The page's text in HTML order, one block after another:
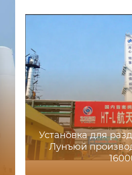
Установка для
Лунъюй